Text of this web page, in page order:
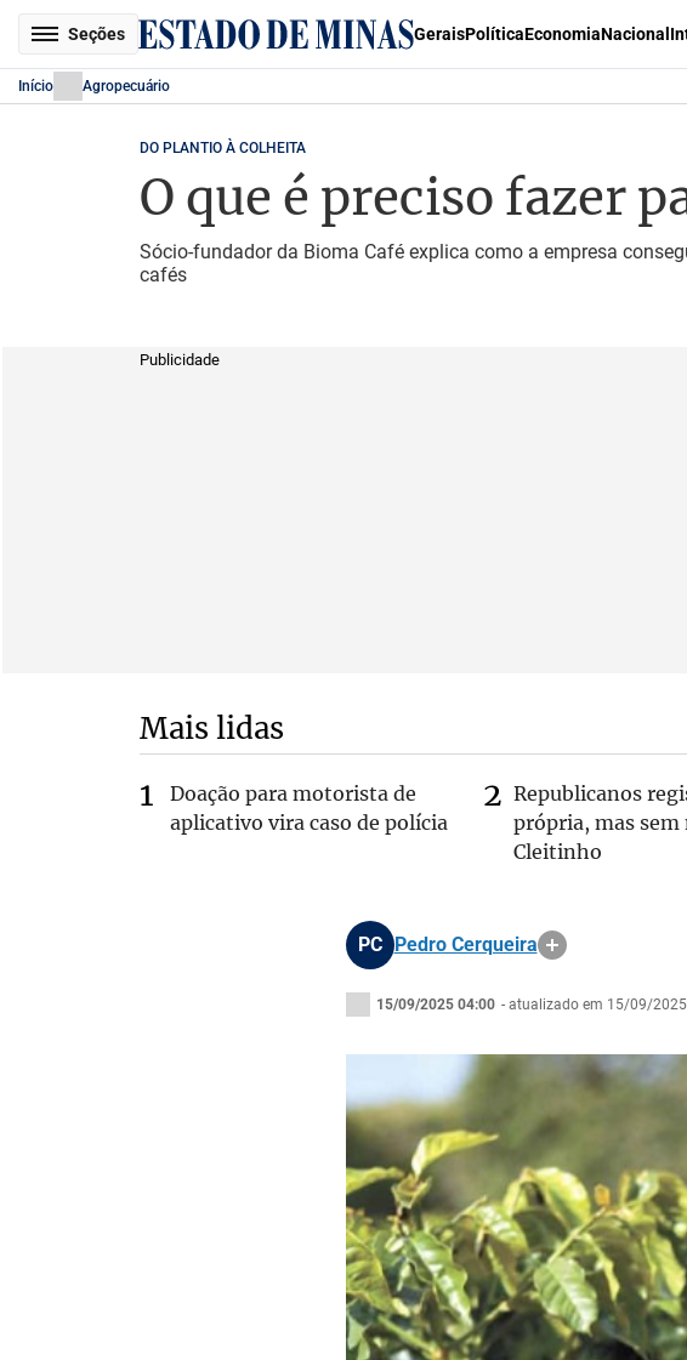
Seções GeraisPolíticaEconomiaNacional
Início Agropecuário
DO PLANTIO À COLHEITA
O que é preciso fazer
Sócio-fundador da Bioma Café explica como a empresa
cafés
Publicidade
Mais lidas
Doação para motorista de
aplicativo vira caso de polícia
Republicanos
própria, mas sem
Cleitinho
PC Pedro Cerqueira
15/09/2025 04:00 - atualizado em 15/09/